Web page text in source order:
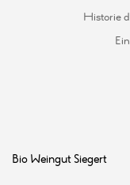
Historie
Bio Weingut Siegert